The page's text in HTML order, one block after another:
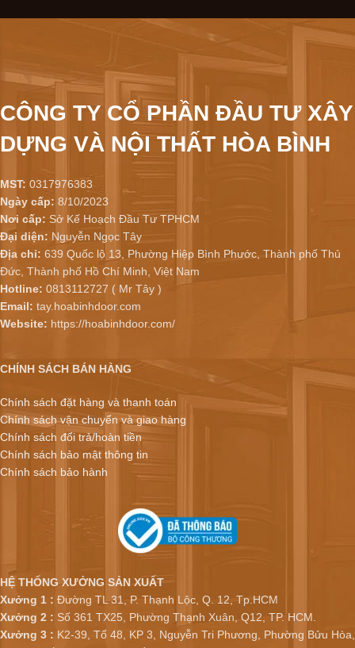
CÔNG TY CỔ PHẦN ĐẦU TƯ XÂY
DỰNG VÀ NỘI THẤT HÒA BÌNH
MST: 0317976383
Ngày cấp: 8/10/2023
Nơi cấp: Sở Kế Hoạch Đầu Tư TPHCM
Đại diện: Nguyễn Ngọc Tây
Địa chỉ: 639 Quốc lộ 13, Phường Hiệp Bình Phước, Thành phố Thủ
Đức, Thành phố Hồ Chí Minh, Việt Nam
Hotline: 0813112727 ( Mr Tây )
Email: tay.hoabinhdoor.com
Website: https://hoabinhdoor.com/
CHÍNH SÁCH BÁN HÀNG
Chính sách đặt hàng và thanh toán
Chính sách vận chuyển và giao hàng
Chính sách đổi trả/hoàn tiền
Chính sách bảo mật thông tin
Chính sách bảo hành
HỆ THỐNG XƯỞNG SẢN XUẤT
Xưởng 1 : Đường TL 31, P. Thạnh Lộc, Q. 12, Tp.HCM
Xưởng 2 : Số 361 TX25, Phường Thạnh Xuân, Q12, TP. HCM.
Xưởng 3 : K2-39, Tổ 48, KP 3, Nguyễn Tri Phương, Phường Bửu Hòa,